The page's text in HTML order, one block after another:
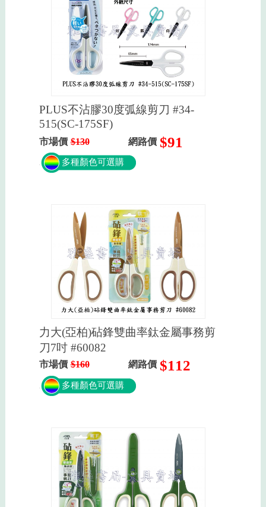
PLUS不沾膠30度弧線剪刀 #34-
515(SC-175SF)
市場價 $130 網路價 $91
多種顏色可選購
力大(亞柏)砧鋒雙曲率鈦金屬事務剪
刀7吋 #60082
市場價 $160 網路價 $112
多種顏色可選購